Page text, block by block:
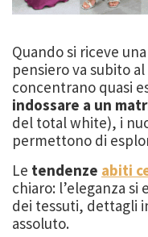
Quando si riceve
pensiero va subito
concentrano quasi
indossare a un
del total white), i
permettono di
Le tendenze abiti
chiaro: l’eleganza
dei tessuti, dettagli
assoluto.